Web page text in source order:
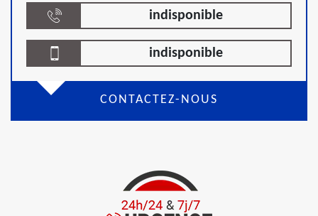
indisponible
indisponible
CONTACTEZ-NOUS